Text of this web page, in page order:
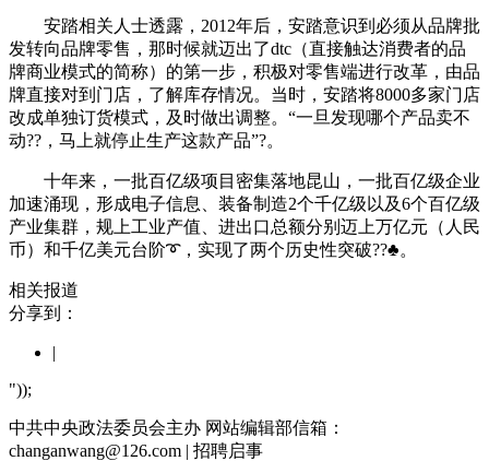
安踏相关人士透露，2012年后，安踏意识到必须从品牌批
发转向品牌零售，那时候就迈出了dtc（直接触达消费者的品
牌商业模式的简称）的第一步，积极对零售端进行改革，由品
牌直接对到门店，了解库存情况。当时，安踏将8000多家门店
改成单独订货模式，及时做出调整。“一旦发现哪个产品卖不
动??，马上就停止生产这款产品”?。
十年来，一批百亿级项目密集落地昆山，一批百亿级企业
加速涌现，形成电子信息、装备制造2个千亿级以及6个百亿级
产业集群，规上工业产值、进出口总额分别迈上万亿元（人民
币）和千亿美元台阶➰，实现了两个历史性突破??♣。
相关报道
分享到：
|
"));
中共中央政法委员会主办 网站编辑部信箱：
changanwang@126.com | 招聘启事